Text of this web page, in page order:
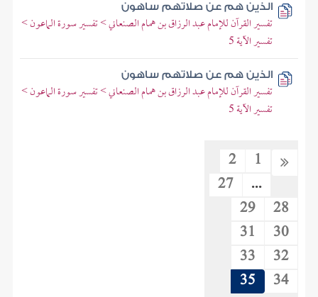
الذين هم عن صلاتهم ساهون
تفسير القرآن للإمام عبد الرزاق بن همام الصنعاني > تفسير سورة الماعون >
تفسير الآية 5
الذين هم عن صلاتهم ساهون
تفسير القرآن للإمام عبد الرزاق بن همام الصنعاني > تفسير سورة الماعون >
تفسير الآية 5
1
2
...
27
28
29
30
31
32
33
34
35